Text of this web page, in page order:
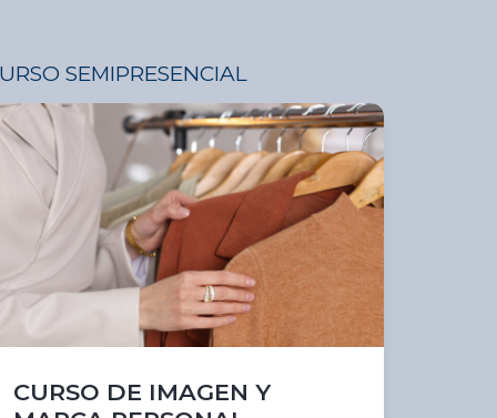
SEMIPRESENCIAL
CURSO DE IMAGEN Y